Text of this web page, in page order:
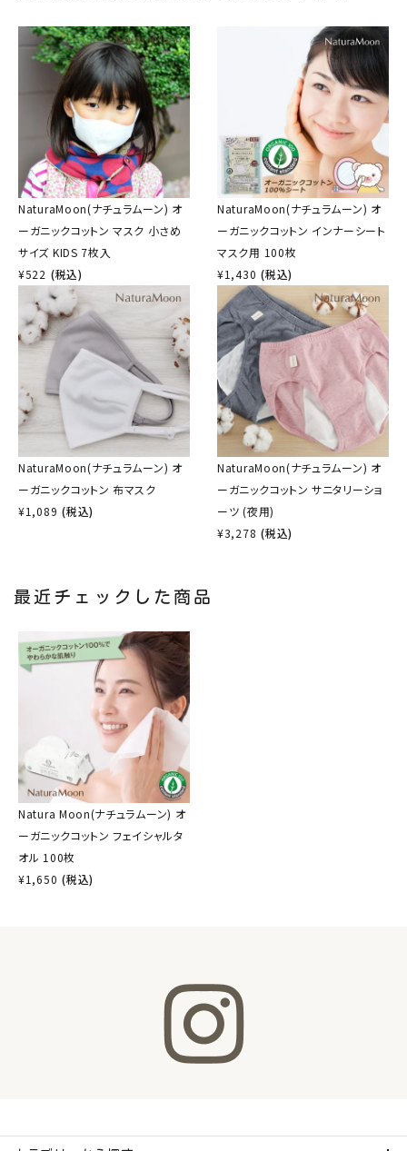
NaturaMoon(ナチュラムーン) オ
ーガニックコットン マスク 小さめ
サイズ KIDS 7枚入
¥522 (税込)
NaturaMoon(ナチュラムーン) オ
ーガニックコットン インナーシート
マスク用 100枚
¥1,430 (税込)
NaturaMoon(ナチュラムーン) オ
ーガニックコットン 布マスク
¥1,089 (税込)
NaturaMoon(ナチュラムーン) オ
ーガニックコットン サニタリーショ
ーツ (夜用)
¥3,278 (税込)
最近チェックした商品
Natura Moon(ナチュラムーン) オ
ーガニックコットン フェイシャルタ
オル 100枚
¥1,650 (税込)